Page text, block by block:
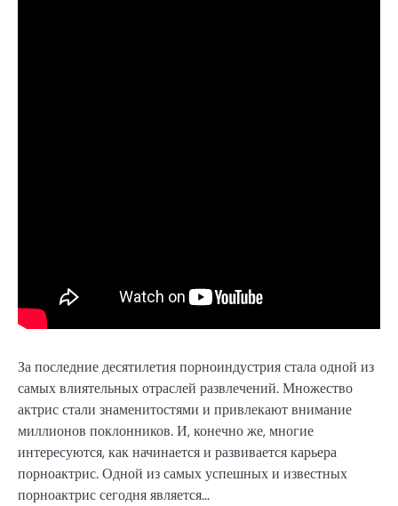
За последние десятилетия порноиндустрия стала одной из
самых влиятельных отраслей развлечений. Множество
актрис стали знаменитостями и привлекают внимание
миллионов поклонников. И, конечно же, многие
интересуются, как начинается и развивается карьера
порноактрис. Одной из самых успешных и известных
порноактрис сегодня является…